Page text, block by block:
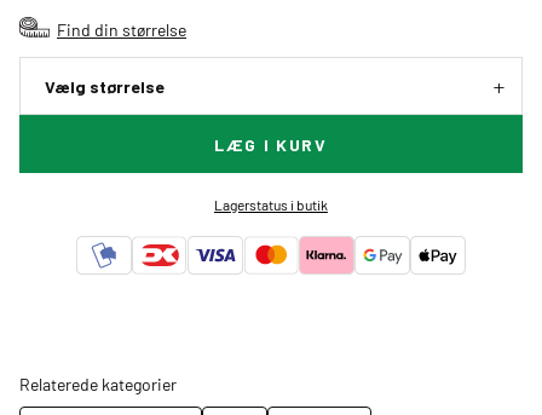
Find din størrelse
Vælg størrelse
LÆG I KURV
Lagerstatus i butik
Relaterede kategorier